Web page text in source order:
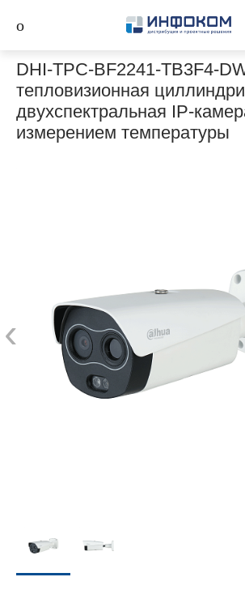
DHI-TPC-BF2241-TB3F4-
тепловизионная
двухспектральная IP-
измерением температуры
‹